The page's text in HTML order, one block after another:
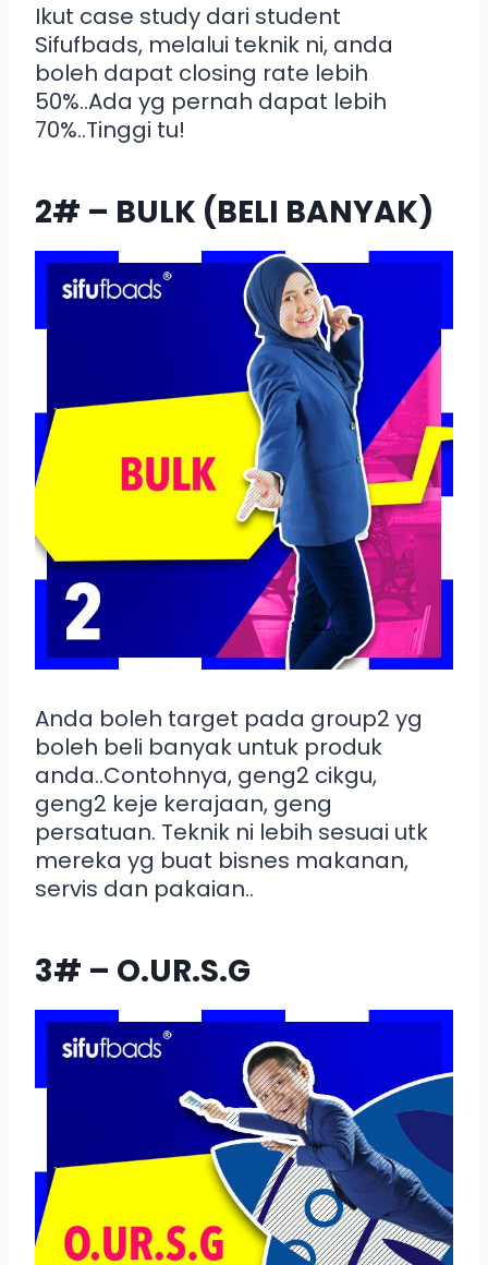
Ikut case study dari student
Sifufbads, melalui teknik ni, anda
boleh dapat closing rate lebih
50%..Ada yg pernah dapat lebih
70%..Tinggi tu!
2# – BULK (BELI BANYAK)
Anda boleh target pada group2 yg
boleh beli banyak untuk produk
anda..Contohnya, geng2 cikgu,
geng2 keje kerajaan, geng
persatuan. Teknik ni lebih sesuai utk
mereka yg buat bisnes makanan,
servis dan pakaian..
3# – O.UR.S.G